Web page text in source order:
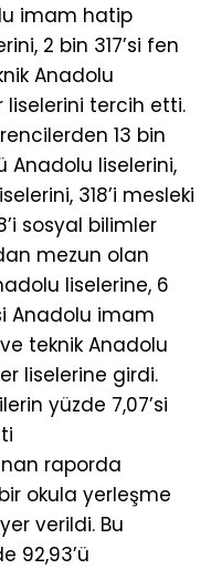
imam hatip
2 bin 317’si fen
Anadolu
liselerini tercih etti.
13 bin
Anadolu liselerini,
318’i mesleki
sosyal bilimler
mezun olan
liselerine, 6
Anadolu imam
teknik Anadolu
liselerine girdi.
yüzde 7,07’si
raporda
okula yerleşme
verildi. Bu
92,93’ü